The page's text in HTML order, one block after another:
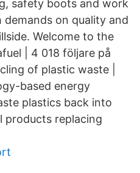
safety boots and work
on quality and
Welcome to the
| 4 018 följare på
of plastic waste |
based energy
plastics back into
products replacing